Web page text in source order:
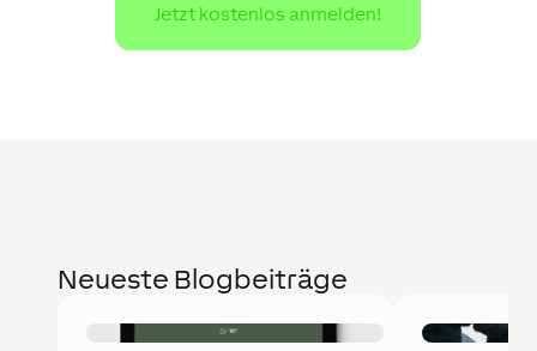
Jetzt kostenlos anmelden!
Neueste Blogbeiträge